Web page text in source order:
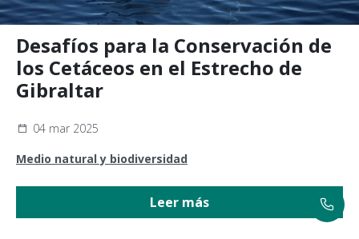
Desafíos para la Conservación de
los Cetáceos en el Estrecho de
Gibraltar
04 mar 2025
Medio natural y biodiversidad
Leer más